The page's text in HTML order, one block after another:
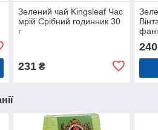
Зелений чай Kingsleaf Час
мрій Срібний годинник 30
г
231₴
240